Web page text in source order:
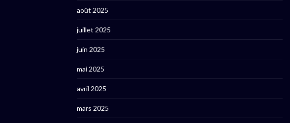
août 2025
juillet 2025
juin 2025
mai 2025
avril 2025
mars 2025